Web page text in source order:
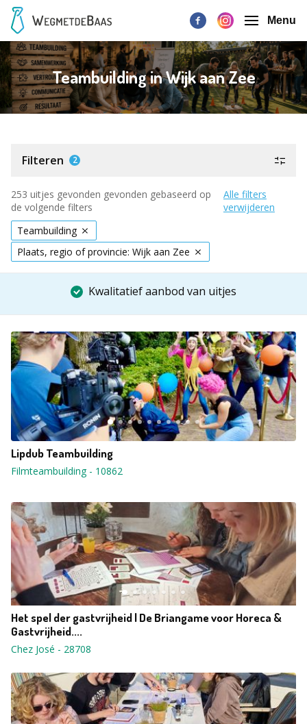
Menu
Teambuilding in Wijk aan Zee
Filteren 2
253 uitjes gevonden gevonden gebaseerd op
de volgende filters
Alle filters
verwijderen
Teambuilding
Plaats, regio of provincie: Wijk aan Zee
Kwalitatief aanbod van uitjes
Lipdub Teambuilding
Filmteambuilding- 10862
Het spel der gastvrijheid | De Briangame voor Horeca &
Gastvrijheid....
Chez José - 28708